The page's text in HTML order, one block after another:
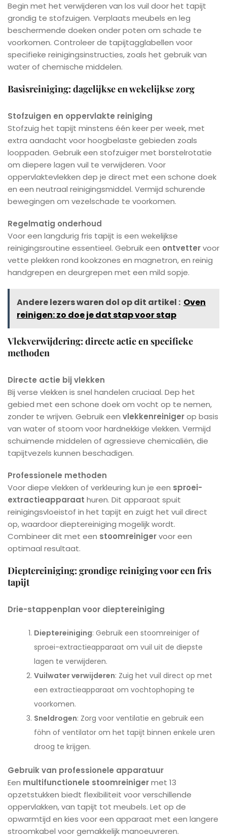
Begin met het verwijderen van los vuil door het tapijt
grondig te stofzuigen. Verplaats meubels en leg
beschermende doeken onder poten om schade te
voorkomen. Controleer de tapijtagglabellen voor
specifieke reinigingsinstructies, zoals het gebruik van
water of chemische middelen.
Basisreiniging: dagelijkse en wekelijkse zorg
Stofzuigen en oppervlakte reiniging
Stofzuig het tapijt minstens één keer per week, met
extra aandacht voor hoogbelaste gebieden zoals
looppaden. Gebruik een stofzuiger met borstelrotatie
om diepere lagen vuil te verwijderen. Voor
oppervlaktevlekken dep je direct met een schone doek
en een neutraal reinigingsmiddel. Vermijd schurende
bewegingen om vezelschade te voorkomen.
Regelmatig onderhoud
Voor een langdurig fris tapijt is een wekelijkse
reinigingsroutine essentieel. Gebruik een ontvettervoor
vette plekken rond kookzones en magnetron, en reinig
handgrepen en deurgrepen met een mild sopje.
Andere lezers waren dol op dit artikel : Oven
reinigen: zo doe je dat stap voor stap
Vlekverwijdering: directe actie en specifieke
methoden
Directe actie bij vlekken
Bij verse vlekken is snel handelen cruciaal. Dep het
gebied met een schone doek om vocht op te nemen,
zonder te wrijven. Gebruik een vlekkenreinigerop basis
van water of stoom voor hardnekkige vlekken. Vermijd
schuimende middelen of agressieve chemicaliën, die
tapijtvezels kunnen beschadigen.
Professionele methoden
Voor diepe vlekken of verkleuring kun je een sproei-
extractieapparaat huren. Dit apparaat spuit
reinigingsvloeistof in het tapijt en zuigt het vuil direct
op, waardoor dieptereiniging mogelijk wordt.
Combineer dit met een stoomreinigervoor een
optimaal resultaat.
Dieptereiniging: grondige reiniging voor een fris
tapijt
Drie-stappenplan voor dieptereiniging
Dieptereiniging: Gebruik een stoomreiniger of
sproei-extractieapparaat om vuil uit de diepste
lagen te verwijderen.
Vuilwater verwijderen: Zuig het vuil direct op met
een extractieapparaat om vochtophoping te
voorkomen.
Sneldrogen: Zorg voor ventilatie en gebruik een
föhn of ventilator om het tapijt binnen enkele uren
droog te krijgen.
Gebruik van professionele apparatuur
Een multifunctionele stoomreinigermet 13
opzetstukken biedt flexibiliteit voor verschillende
oppervlakken, van tapijt tot meubels. Let op de
opwarmtijd en kies voor een apparaat met een langere
stroomkabel voor gemakkelijk manoeuvreren.